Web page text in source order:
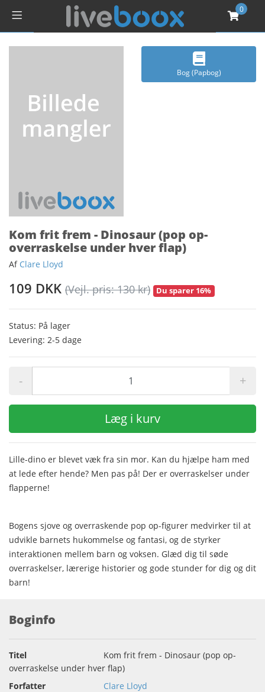
0
Bog (Papbog)
Kom frit frem - Dinosaur (pop op-
overraskelse under hver flap)
Af Clare Lloyd
109 DKK (Vejl. pris: 130 kr) Du sparer 16%
Status: På lager
Levering: 2-5 dage
- +
Læg i kurv
Lille-dino er blevet væk fra sin mor. Kan du hjælpe ham med
at lede efter hende? Men pas på! Der er overraskelser under
flapperne!
Bogens sjove og overraskende pop op-figurer medvirker til at
udvikle barnets hukommelse og fantasi, og de styrker
interaktionen mellem barn og voksen. Glæd dig til søde
overraskelser, lærerige historier og gode stunder for dig og dit
barn!
Boginfo
Titel
Kom frit frem - Dinosaur (pop op-
overraskelse under hver flap)
Forfatter
Clare Lloyd